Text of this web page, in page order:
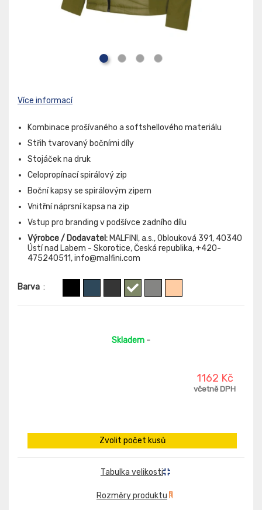
Více informací
Kombinace prošívaného a softshellového materiálu
Střih tvarovaný bočními díly
Stojáček na druk
Celopropínací spirálový zip
Boční kapsy se spirálovým zipem
Vnitřní náprsní kapsa na zip
Vstup pro branding v podšívce zadního dílu
Výrobce / Dodavatel: MALFINI, a.s., Oblouková 391, 40340
Ústí nad Labem - Skorotice, Česká republika, +420-
475240511, info@malfini.com
Barva :
Skladem -
1162 Kč
včetně DPH
Zvolit počet kusů
Tabulka velikosti
Rozměry produktu